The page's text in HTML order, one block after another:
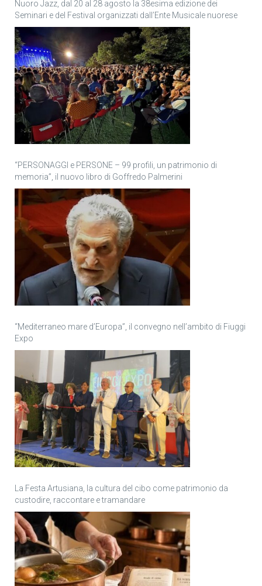
Nuoro Jazz, dal 20 al 28 agosto la 38esima edizione dei
Seminari e del Festival organizzati dall’Ente Musicale nuorese
“PERSONAGGI e PERSONE – 99 profili, un patrimonio di
memoria”, il nuovo libro di Goffredo Palmerini
“Mediterraneo mare d’Europa”, il convegno nell’ambito di Fiuggi
Expo
La Festa Artusiana, la cultura del cibo come patrimonio da
custodire, raccontare e tramandare